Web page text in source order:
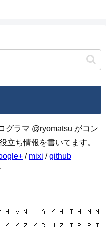
グラマ @ryomatsu がコン
立ち情報を書いてます。
/ mixi /github
🇻🇳 🇱🇦 🇰🇭 🇹🇭 🇲🇲